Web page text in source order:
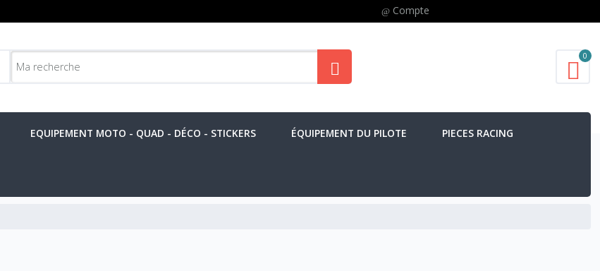
Compte
0
EQUIPEMENT MOTO - QUAD - DÉCO - STICKERS ÉQUIPEMENT DU PILOTE PIECES RACING